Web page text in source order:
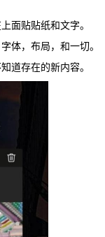
贴贴纸和文字。
，布局，和一切。
存在的新内容。